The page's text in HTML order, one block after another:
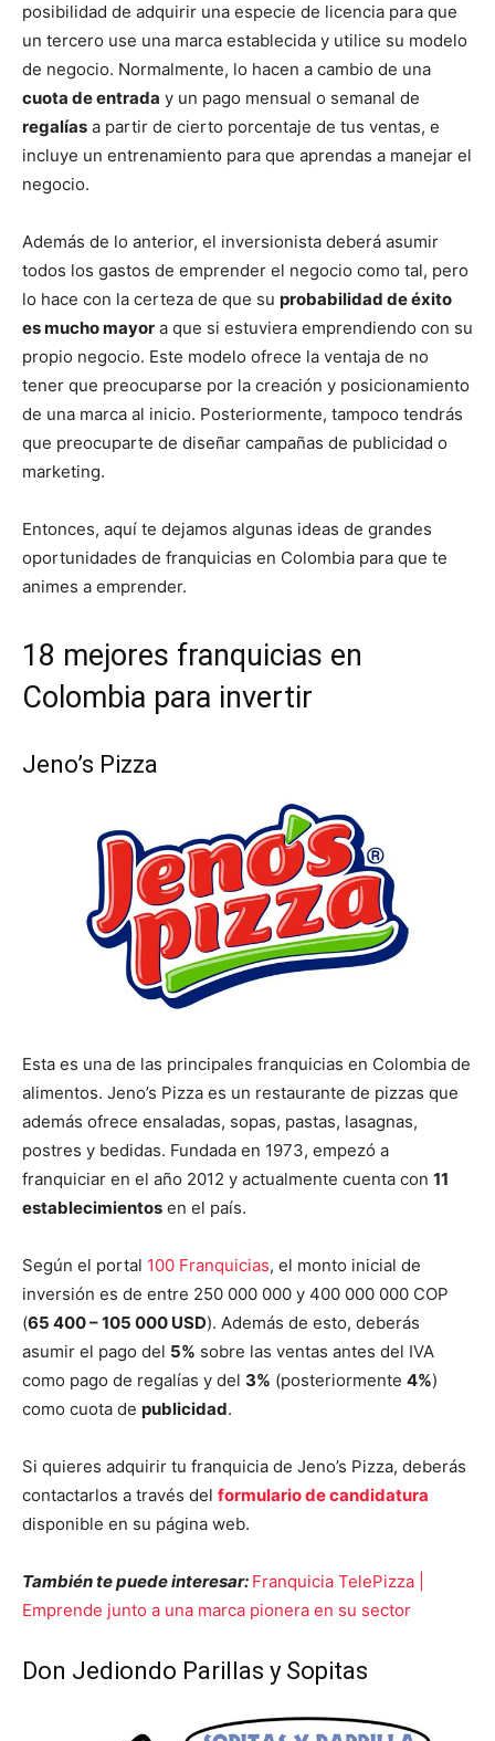
posibilidad de adquirir una especie de licencia para que
un tercero use una marca establecida y utilice su modelo
de negocio. Normalmente, lo hacen a cambio de una
cuota de entrada y un pago mensual o semanal de
regalías a partir de cierto porcentaje de tus ventas, e
incluye un entrenamiento para que aprendas a manejar el
negocio.
Además de lo anterior, el inversionista deberá asumir
todos los gastos de emprender el negocio como tal, pero
lo hace con la certeza de que su probabilidad de éxito
es mucho mayor a que si estuviera emprendiendo con su
propio negocio. Este modelo ofrece la ventaja de no
tener que preocuparse por la creación y posicionamiento
de una marca al inicio. Posteriormente, tampoco tendrás
que preocuparte de diseñar campañas de publicidad o
marketing.
Entonces, aquí te dejamos algunas ideas de grandes
oportunidades de franquicias en Colombia para que te
animes a emprender.
18 mejores franquicias en
Colombia para invertir
Jeno’s Pizza
Esta es una de las principales franquicias en Colombia de
alimentos. Jeno’s Pizza es un restaurante de pizzas que
además ofrece ensaladas, sopas, pastas, lasagnas,
postres y bedidas. Fundada en 1973, empezó a
franquiciar en el año 2012 y actualmente cuenta con 11
establecimientos en el país.
Según el portal 100 Franquicias, el monto inicial de
inversión es de entre 250 000 000 y 400 000 000 COP
(65 400 – 105 000 USD). Además de esto, deberás
asumir el pago del 5% sobre las ventas antes del IVA
como pago de regalías y del 3% (posteriormente 4%)
como cuota de publicidad.
Si quieres adquirir tu franquicia de Jeno’s Pizza, deberás
contactarlos a través del formulario de candidatura
disponible en su página web.
También te puede interesar: Franquicia TelePizza |
Emprende junto a una marca pionera en su sector
Don Jediondo Parillas y Sopitas